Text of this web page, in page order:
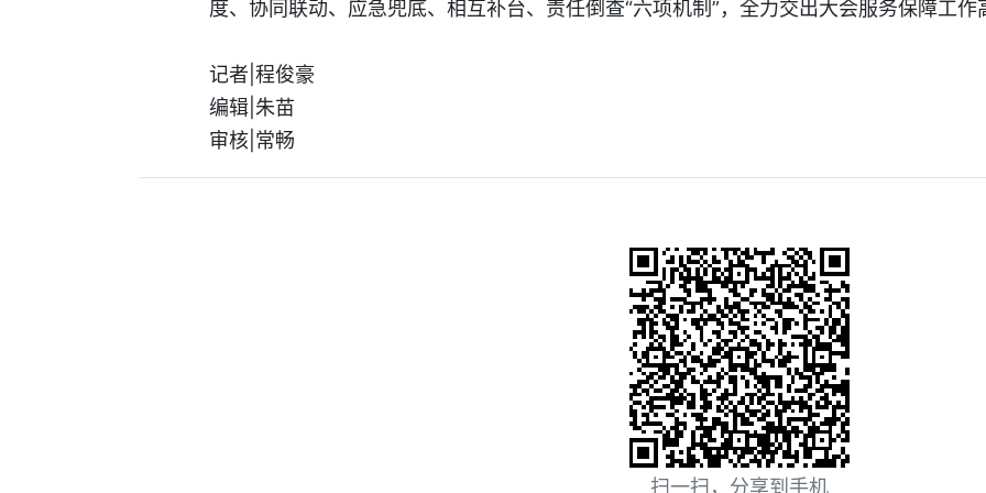
度、协同联动、应急兜底、相互补台、责任倒查“六项机制”，全力交出大会服务保障工作
记者|程俊豪
编辑|朱苗
审核|常畅
扫一扫，分享到手机